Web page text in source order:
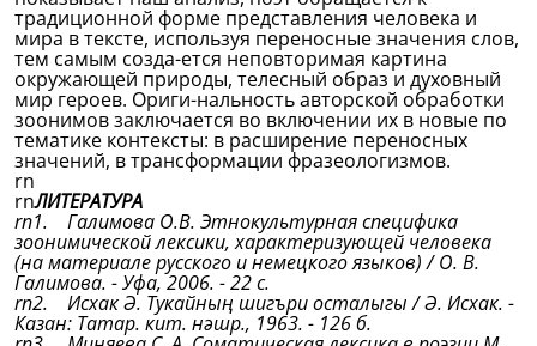
традиционной форме представления человека и
мира в тексте, используя переносные значения слов,
тем самым созда-ется неповторимая картина
окружающей природы, телесный образ и духовный
мир героев. Ориги-нальность авторской обработки
зоонимов заключается во включении их в новые по
тематике контексты: в расширение переносных
значений, в трансформации фразеологизмов.
rn
rnЛИТЕРАТУРА
rn1. Галимова О.В. Этнокультурная специфика
зоонимической лексики, характеризующей человека
(на материале русского и немецкого языков) / О. В.
Галимова. - Уфа, 2006. - 22 с.
rn2. Исхак Ә. Тукайның шигъри осталыгы / Ә. Исхак. -
Казан: Татар. кит. нәшр., 1963. - 126 б.